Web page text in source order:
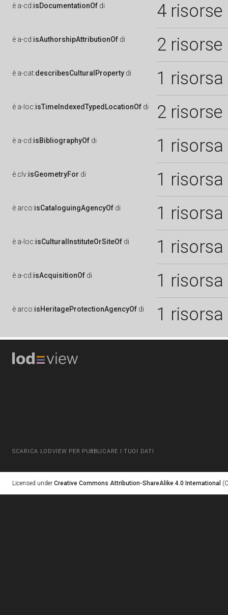
è a-cd:isDocumentationOf di 4 risorse
è a-cd:isAuthorshipAttributionOf di 2 risorse
è a-cat:describesCulturalProperty di 1 risorsa
è a-loc:isTimeIndexedTypedLocationOf di 2 risorse
è a-cd:isBibliographyOf di 1 risorsa
è clv:isGeometryFor di 1 risorsa
è arco:isCataloguingAgencyOf di 1 risorsa
è a-loc:isCulturalInstituteOrSiteOf di 1 risorsa
è a-cd:isAcquisitionOf di 1 risorsa
è arco:isHeritageProtectionAgencyOf di 1 risorsa
SCARICA LODVIEW PER PUBBLICARE I TUOI DATI
Licensed under Creative Commons Attribution-ShareAlike 4.0 International